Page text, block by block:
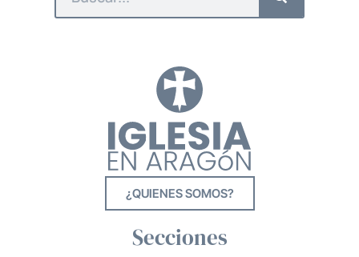
¿QUIENES SOMOS?
Secciones